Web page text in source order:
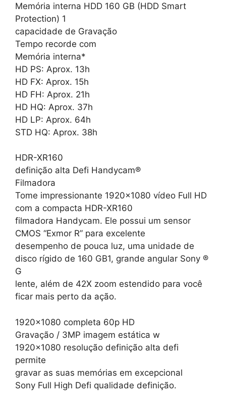
Memória interna HDD 160 GB (HDD Smart
Protection) 1
capacidade de Gravação
Tempo recorde com
Memória interna*
HD PS: Aprox. 13h
HD FX: Aprox. 15h
HD FH: Aprox. 21h
HD HQ: Aprox. 37h
HD LP: Aprox. 64h
STD HQ: Aprox. 38h
HDR-XR160
definição alta Defi Handycam®
Filmadora
Tome impressionante 1920×1080 vídeo Full HD
com a compacta HDR-XR160
filmadora Handycam. Ele possui um sensor
CMOS “Exmor R” para excelente
desempenho de pouca luz, uma unidade de
disco rígido de 160 GB1, grande angular Sony ®
G
lente, além de 42X zoom estendido para você
ficar mais perto da ação.
1920×1080 completa 60p HD
Gravação / 3MP imagem estática w
1920×1080 resolução definição alta defi
permite
gravar as suas memórias em excepcional
Sony Full High Defi qualidade definição.